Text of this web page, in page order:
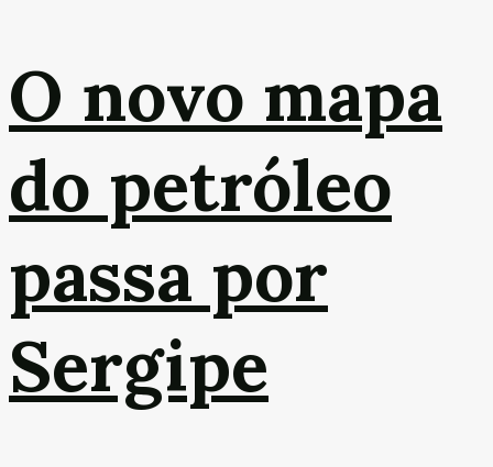
O novo mapa
do petróleo
passa por
Sergipe